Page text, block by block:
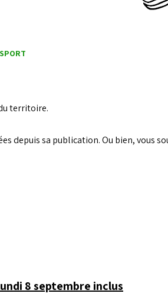
SPORT
territoire.
depuis sa publication. Ou bien, vous
8 septembre inclus